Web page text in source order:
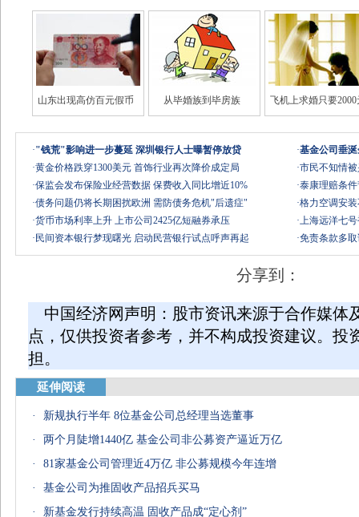
山东出现高仿百元假币 从毕婚族到毕房族 飞机上求婚只要2000
·"钱荒"影响进一步蔓延 深圳银行人士曝暂停放贷
·黄金价格跌穿1300美元 首饰行业再次降价成定局
·保监会发布保险业经营数据 保费收入同比增近10%
·债务问题仍将长期困扰欧洲 需防债务危机"后遗症"
·货币市场利率上升 上市公司2425亿短融券承压
· 民间资本银行梦现曙光 启动民营银行试点呼声再起
·基金公司垂
·市民不知情
·泰康理赔条
·格力空调安
·上海远洋七
·免责条款多
分享到：
中国经济网声明：股市资讯来源于合作媒体
点，仅供投资者参考，并不构成投资建议。投
担。
延伸阅读
·
新规执行半年 8位基金公司总经理当选董事
·
两个月陡增1440亿 基金公司非公募资产逼近万亿
·
81家基金公司管理近4万亿 非公募规模今年连增
·
基金公司为推固收产品招兵买马
·
新基金发行持续高温 固收产品成“定心剂”